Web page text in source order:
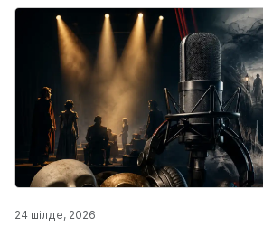
24 шілде, 2026